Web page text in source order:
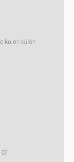
külön külön
helyrehozzàk/